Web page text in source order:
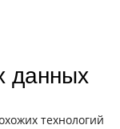
данных
технологий